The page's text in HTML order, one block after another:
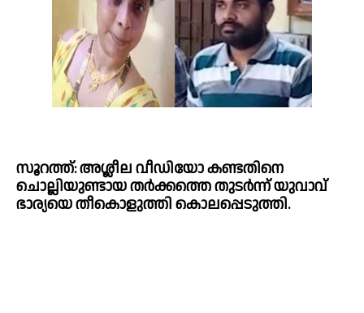
സൂറത്ത്: അശ്ലീല വീഡിയോ കണ്ടതിനെ
ചൊല്ലിയുണ്ടായ തർക്കത്തെ തുടർന്ന് യുവാവ്
ഭാര്യയെ തീകൊളുത്തി കൊലപ്പെടുത്തി.